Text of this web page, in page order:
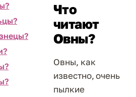
Что
читают
Овны?
Овны, как
известно, очень
пылкие